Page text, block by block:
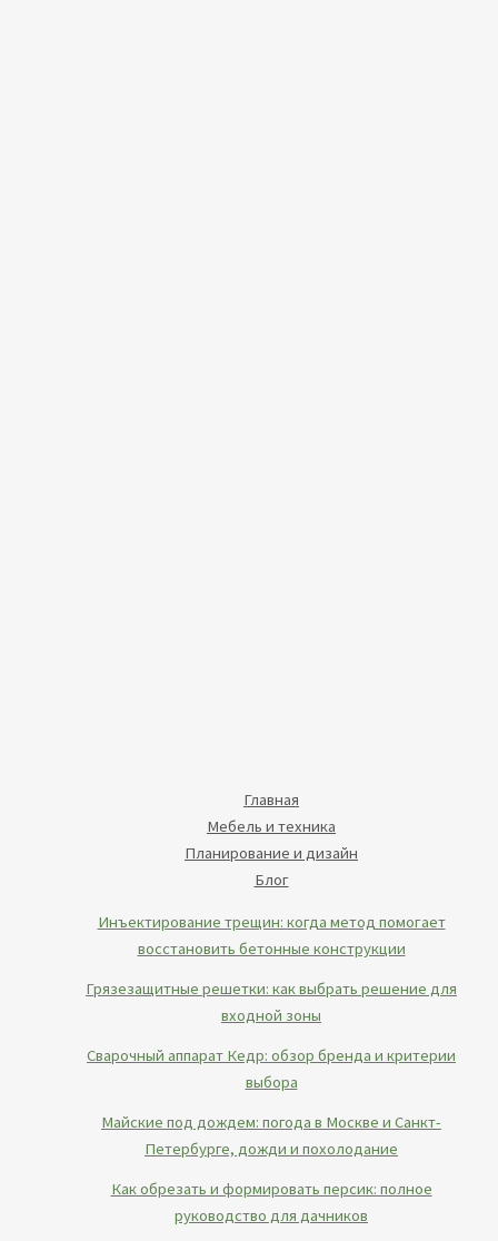
Главная
Мебель и техника
Планирование и дизайн
Блог
Инъектирование трещин: когда метод помогает
восстановить бетонные конструкции
Грязезащитные решетки: как выбрать решение для
входной зоны
Сварочный аппарат Кедр: обзор бренда и критерии
выбора
Майские под дождем: погода в Москве и Санкт-
Петербурге, дожди и похолодание
Как обрезать и формировать персик: полное
руководство для дачников